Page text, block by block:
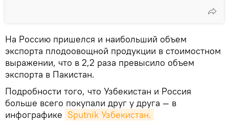
На Россию пришелся и наибольший объем
экспорта плодоовощной продукции в стоимостном
выражении, что в 2,2 раза превысило объем
экспорта в Пакистан.
Подробности того, что Узбекистан и Россия
больше всего покупали друг у друга — в
инфографике Sputnik Узбекистан.